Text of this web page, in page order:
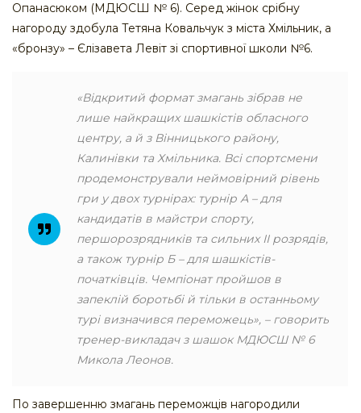
Опанасюком (МДЮСШ № 6). Серед жінок срібну
нагороду здобула Тетяна Ковальчук з міста Хмільник, а
«бронзу» – Єлізавета Левіт зі спортивної школи №6.
«Відкритий формат змагань зібрав не
лише найкращих шашкістів обласного
центру, а й з Вінницького району,
Калинівки та Хмільника. Всі спортсмени
продемонстрували неймовірний рівень
гри у двох турнірах: турнір А – для
кандидатів в майстри спорту,
першорозрядників та сильних ІІ розрядів,
а також турнір Б – для шашкістів-
початківців. Чемпіонат пройшов в
запеклій боротьбі й тільки в останньому
турі визначився переможець», – говорить
тренер-викладач з шашок МДЮСШ № 6
Микола Леонов.
По завершенню змагань переможців нагородили